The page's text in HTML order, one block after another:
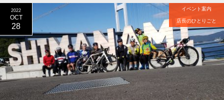
2022
OCT
28
イベント案内
店長のひとりごと